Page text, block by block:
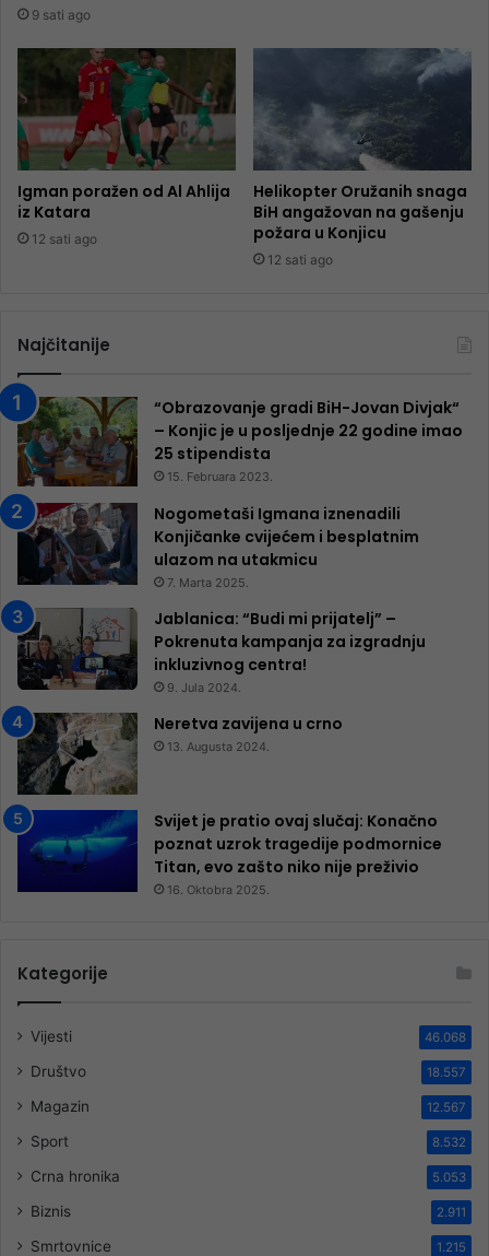
9 sati ago
Igman poražen od Al Ahlija
iz Katara
12 sati ago
Helikopter Oružanih snaga
BiH angažovan na gašenju
požara u Konjicu
12 sati ago
Najčitanije
“Obrazovanje gradi BiH-Jovan Divjak“
– Konjic je u posljednje 22 godine imao
25 ​​stipendista
15. Februara 2023.
Nogometaši Igmana iznenadili
Konjičanke cvijećem i besplatnim
ulazom na utakmicu
7. Marta 2025.
Jablanica: “Budi mi prijatelj” –
Pokrenuta kampanja za izgradnju
inkluzivnog centra!
9. Jula 2024.
Neretva zavijena u crno
13. Augusta 2024.
Svijet je pratio ovaj slučaj: Konačno
poznat uzrok tragedije podmornice
Titan, evo zašto niko nije preživio
16. Oktobra 2025.
Kategorije
Vijesti 46.068
Društvo 18.557
Magazin 12.567
Sport 8.532
Crna hronika 5.053
Biznis 2.911
Smrtovnice 1.215